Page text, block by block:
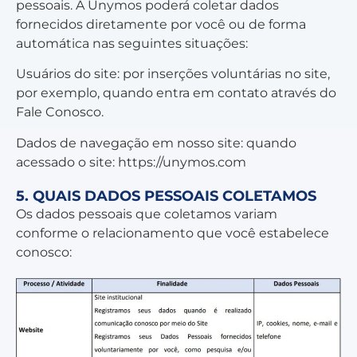
pessoais. A Unymos poderá coletar dados
fornecidos diretamente por você ou de forma
automática nas seguintes situações:
Usuários do site: por inserções voluntárias no site,
por exemplo, quando entra em contato através do
Fale Conosco.
Dados de navegação em nosso site: quando
acessado o site: https://unymos.com
5. QUAIS DADOS PESSOAIS COLETAMOS
Os dados pessoais que coletamos variam
conforme o relacionamento que você estabelece
conosco: